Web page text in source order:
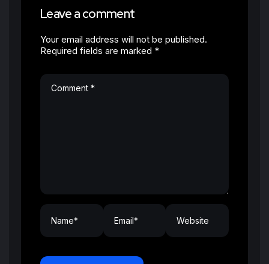
Leave a comment
Your email address will not be published.
Required fields are marked *